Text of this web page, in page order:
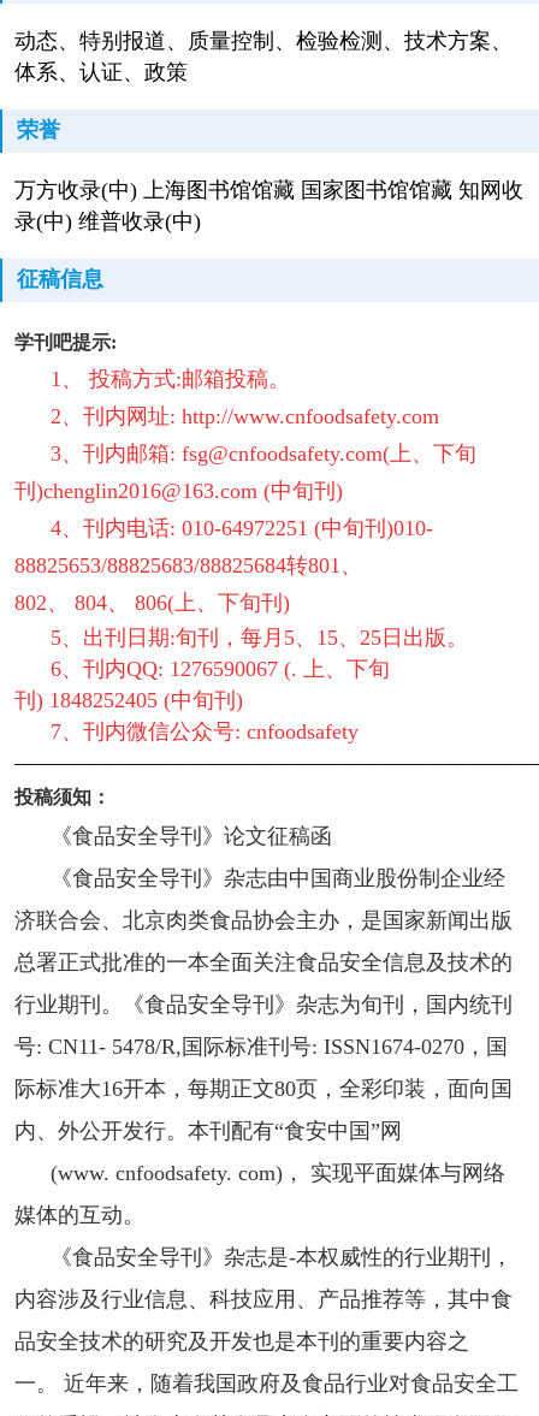
动态、特别报道、质量控制、检验检测、技术方案、
体系、认证、政策
荣誉
万方收录(中) 上海图书馆馆藏 国家图书馆馆藏 知网收
录(中) 维普收录(中)
征稿信息
学刊吧提示:
1、 投稿方式:邮箱投稿。
2、刊内网址: http://www.cnfoodsafety.com
3、刊内邮箱: fsg@cnfoodsafety.com(上、下旬
刊)chenglin2016@163.com (中旬刊)
4、刊内电话: 010-64972251 (中旬刊)010-
88825653/88825683/88825684转801、
802、 804、 806(上、下旬刊)
5、出刊日期:旬刊，每月5、15、25日出版。
6、刊内QQ: 1276590067 (. 上、下旬
刊) 1848252405 (中旬刊)
7、刊内微信公众号: cnfoodsafety
投稿须知：
《食品安全导刊》论文征稿函
《食品安全导刊》杂志由中国商业股份制企业经
济联合会、北京肉类食品协会主办，是国家新闻出版
总署正式批准的一本全面关注食品安全信息及技术的
行业期刊。《食品安全导刊》杂志为旬刊，国内统刊
号: CN11- 5478/R,国际标准刊号: ISSN1674-0270，国
际标准大16开本，每期正文80页，全彩印装，面向国
内、外公开发行。本刊配有“食安中国”网
(www. cnfoodsafety. com)， 实现平面媒体与网络
媒体的互动。
《食品安全导刊》杂志是-本权威性的行业期刊，
内容涉及行业信息、科技应用、产品推荐等，其中食
品安全技术的研究及开发也是本刊的重要内容之
一。 近年来，随着我国政府及食品行业对食品安全工